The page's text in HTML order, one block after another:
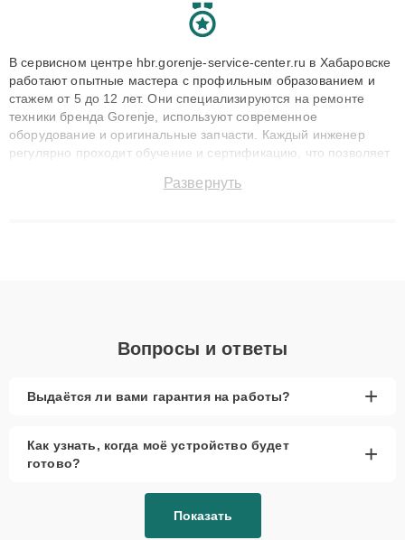
В сервисном центре hbr.gorenje-service-center.ru в Хабаровске
работают опытные мастера с профильным образованием и
стажем от 5 до 12 лет. Они специализируются на ремонте
техники бренда Gorenje, используют современное
оборудование и оригинальные запчасти. Каждый инженер
регулярно проходит обучение и сертификацию, что позволяет
технику с сохранением гарантии до 3 лет. Наши мастера
Развернуть
Вопросы и ответы
Выдаётся ли вами гарантия на работы? +
Как узнать, когда моё устройство будет
готово?
+
Показать